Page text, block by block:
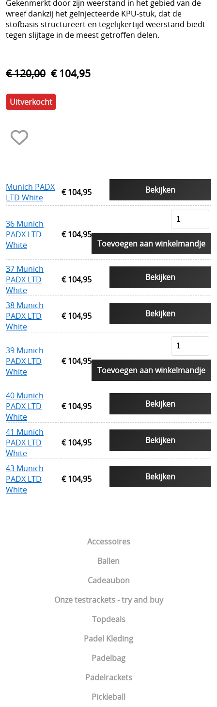
Tennis
Trainers Materiaal
Accessoires
Ballen
Cadeaubon
Onze testrackets - try and buy
Topdeals
Padel Kleding
Padelbag
Padelrackets
Pickleball
Gekenmerkt door zijn weerstand in het gebied van de
wreef dankzij het geïnjecteerde KPU-stuk, dat de
stofbasis structureert en tegelijkertijd weerstand biedt
tegen slijtage in de meest getroffen delen.
€ 120,00 € 104,95
Uitverkocht
Munich PADX
LTD White
€ 104,95 Bekijken
36 Munich
PADX LTD
White
€ 104,95
Toevoegen aan winkelmandje
37 Munich
PADX LTD
White
€ 104,95 Bekijken
38 Munich
PADX LTD
White
€ 104,95 Bekijken
39 Munich
PADX LTD
White
€ 104,95
Toevoegen aan winkelmandje
40 Munich
PADX LTD
White
€ 104,95 Bekijken
41 Munich
PADX LTD
White
€ 104,95 Bekijken
43 Munich
PADX LTD
White
€ 104,95 Bekijken